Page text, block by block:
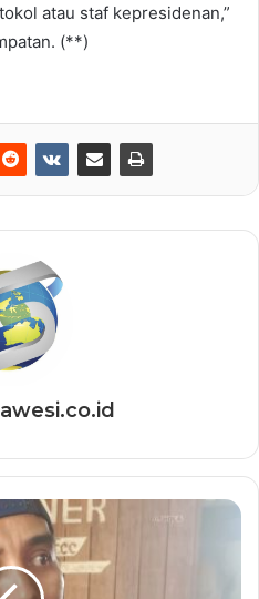
atau staf kepresidenan,”
(**)